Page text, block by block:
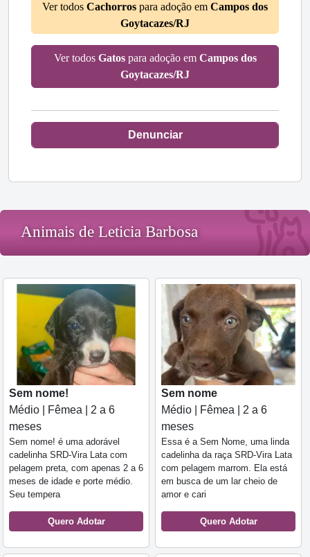
Ver todos Cachorros para adoção em Campos dos
Goytacazes/RJ
Ver todos Gatospara adoção em Campos dos
Goytacazes/RJ
Denunciar
Animais de Leticia Barbosa
Sem nome!
Médio | Fêmea | 2 a 6
meses
Sem nome! é uma adorável
cadelinha SRD-Vira Lata com
pelagem preta, com apenas 2 a 6
meses de idade e porte médio.
Seu tempera
Quero Adotar
Sem nome
Médio | Fêmea | 2 a 6
meses
Essa é a Sem Nome, uma linda
cadelinha da raça SRD-Vira Lata
com pelagem marrom. Ela está
em busca de um lar cheio de
amor e cari
Quero Adotar